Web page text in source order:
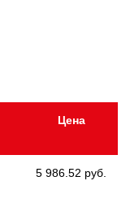
Цена
5 986.52 руб.